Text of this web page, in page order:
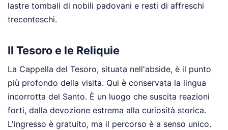
lastre tombali di nobili padovani e resti di affreschi
trecenteschi.
Il Tesoro e le Reliquie
La Cappella del Tesoro, situata nell'abside, è il punto
più profondo della visita. Qui è conservata la lingua
incorrotta del Santo. È un luogo che suscita reazioni
forti, dalla devozione estrema alla curiosità storica.
L'ingresso è gratuito, ma il percorso è a senso unico.